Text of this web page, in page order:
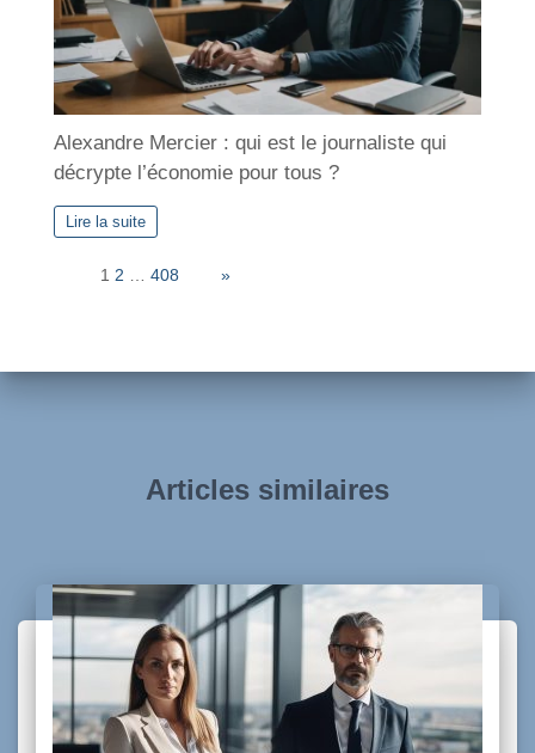
Alexandre Mercier : qui est le journaliste qui
décrypte l’économie pour tous ?
Lire la suite
1 2 … 408 »
Articles similaires